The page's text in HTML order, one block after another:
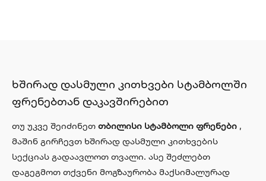
ხშირად დასმული კითხვები სტამბოლში
ფრენებთან დაკავშირებით
თუ უკვე შეიძინეთ თბილისი სტამბოლი ფრენები ,
მაშინ გირჩევთ ხშირად დასმული კითხვების
სექციას გადაავლოთ თვალი. ასე შეძლებთ
დაგეგმოთ თქვენი მოგზაურობა მაქსიმალურად